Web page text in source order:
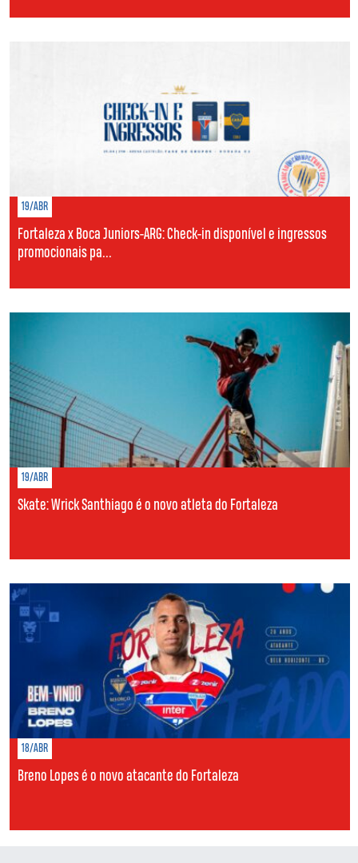
19/ABR
Fortaleza x Boca Juniors-ARG: Check-in disponível e ingressos
promocionais pa...
19/ABR
Skate: Wrick Santhiago é o novo atleta do Fortaleza
18/ABR
Breno Lopes é o novo atacante do Fortaleza